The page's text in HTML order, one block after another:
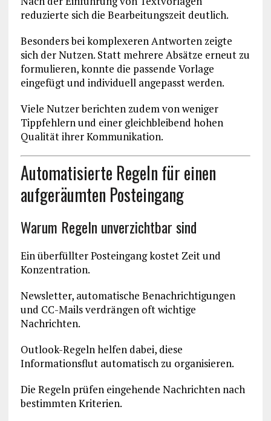
reduzierte sich die Bearbeitungszeit deutlich.
Besonders bei komplexeren Antworten zeigte
sich der Nutzen. Statt mehrere Absätze erneut zu
formulieren, konnte die passende Vorlage
eingefügt und individuell angepasst werden.
Viele Nutzer berichten zudem von weniger
Tippfehlern und einer gleichbleibend hohen
Qualität ihrer Kommunikation.
Automatisierte Regeln für einen
aufgeräumten Posteingang
Warum Regeln unverzichtbar sind
Ein überfüllter Posteingang kostet Zeit und
Konzentration.
Newsletter, automatische Benachrichtigungen
und CC-Mails verdrängen oft wichtige
Nachrichten.
Outlook-Regeln helfen dabei, diese
Informationsflut automatisch zu organisieren.
Die Regeln prüfen eingehende Nachrichten nach
bestimmten Kriterien.